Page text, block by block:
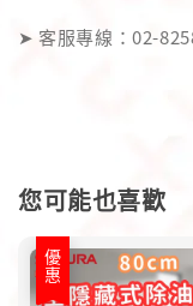
➤ 客服專線：02-
您可能也喜歡
優惠